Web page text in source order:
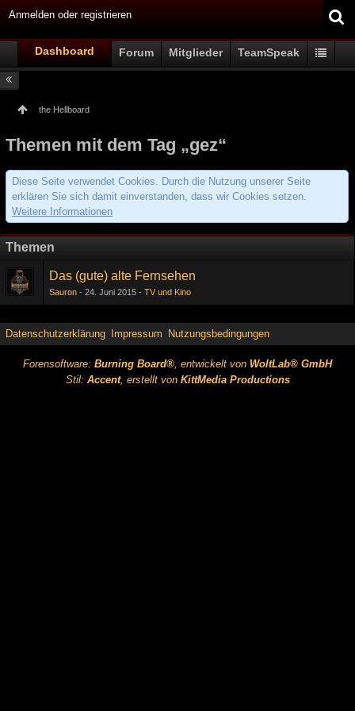
Anmelden oder registrieren
Dashboard Forum Mitglieder TeamSpeak
the Hellboard
Themen mit dem Tag „gez“
Diese Seite verwendet Cookies. Durch die Nutzung unserer Seite
erklären Sie sich damit einverstanden, dass wir Cookies setzen.
Weitere Informationen
Themen
Das (gute) alte Fernsehen
Sauron 24. Juni 2015 TV und Kino
Datenschutzerklärung Impressum Nutzungsbedingungen
Forensoftware: Burning Board®, entwickelt von WoltLab® GmbH
Stil: Accent, erstellt von KittMedia Productions